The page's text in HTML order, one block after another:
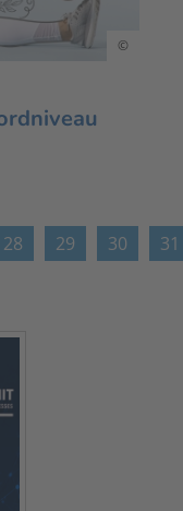
©
28 29 30
31